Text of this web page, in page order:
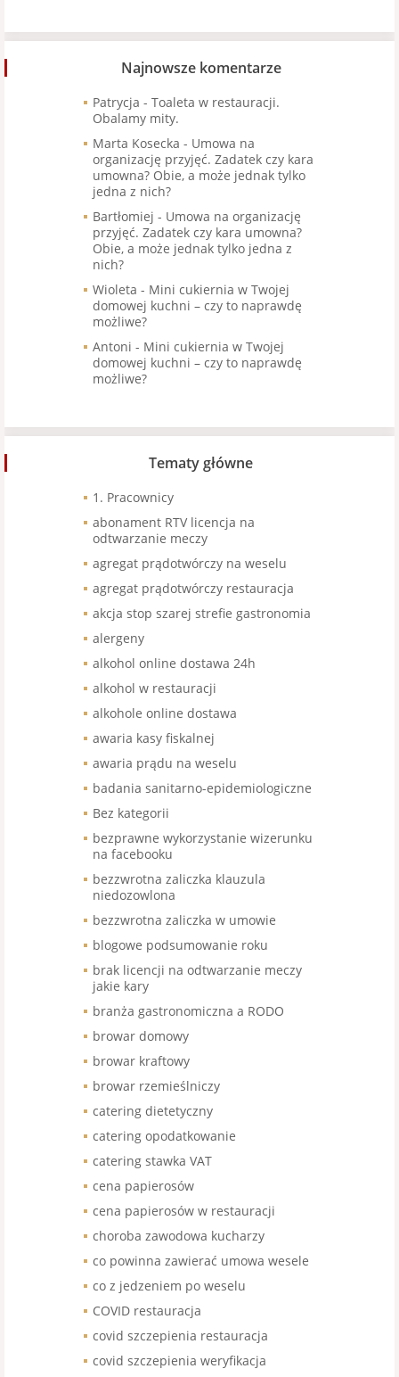
Najnowsze komentarze
Patrycja - Toaleta w restauracji.
Obalamy mity.
Marta Kosecka - Umowa na
organizację przyjęć. Zadatek czy kara
umowna? Obie, a może jednak tylko
jedna z nich?
Bartłomiej - Umowa na organizację
przyjęć. Zadatek czy kara umowna?
Obie, a może jednak tylko jedna z
nich?
Wioleta - Mini cukiernia w Twojej
domowej kuchni – czy to naprawdę
możliwe?
Antoni - Mini cukiernia w Twojej
domowej kuchni – czy to naprawdę
możliwe?
Tematy główne
1. Pracownicy
abonament RTV licencja na
odtwarzanie meczy
agregat prądotwórczy na weselu
agregat prądotwórczy restauracja
akcja stop szarej strefie gastronomia
alergeny
alkohol online dostawa 24h
alkohol w restauracji
alkohole online dostawa
awaria kasy fiskalnej
awaria prądu na weselu
badania sanitarno-epidemiologiczne
Bez kategorii
bezprawne wykorzystanie wizerunku
na facebooku
bezzwrotna zaliczka klauzula
niedozowlona
bezzwrotna zaliczka w umowie
blogowe podsumowanie roku
brak licencji na odtwarzanie meczy
jakie kary
branża gastronomiczna a RODO
browar domowy
browar kraftowy
browar rzemieślniczy
catering dietetyczny
catering opodatkowanie
catering stawka VAT
cena papierosów
cena papierosów w restauracji
choroba zawodowa kucharzy
co powinna zawierać umowa wesele
co z jedzeniem po weselu
COVID restauracja
covid szczepienia restauracja
covid szczepienia weryfikacja